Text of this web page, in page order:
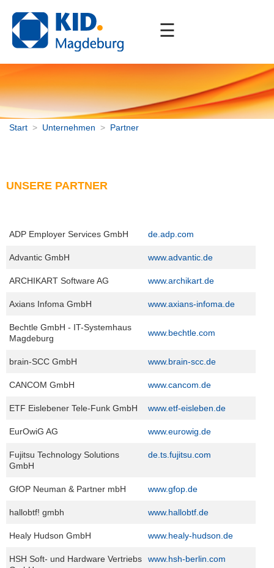
Start
Unternehmen
Aktuelles
Stellenangebote
Partner
Kontakt
Kundenzeitschrift
Interner
Bereich
S
r
i
e
D
e
k
I
M
☰
Start > Unternehmen > Partner
UNSERE PARTNER
ADP Employer Services GmbH de.adp.com
Advantic GmbH www.advantic.de
ARCHIKART Software AG www.archikart.de
Axians Infoma GmbH www.axians-infoma.de
Bechtle GmbH - IT-Systemhaus
Magdeburg
www.bechtle.com
brain-SCC GmbH www.brain-scc.de
CANCOM GmbH www.cancom.de
ETF Eislebener Tele-Funk GmbH www.etf-eisleben.de
EurOwiG AG www.eurowig.de
Fujitsu Technology Solutions
GmbH
de.ts.fujitsu.com
GfOP Neuman & Partner mbH www.gfop.de
hallobtf! gmbh www.hallobtf.de
Healy Hudson GmbH www.healy-hudson.de
HSH Soft- und Hardware Vertriebs
www.hsh-berlin.com